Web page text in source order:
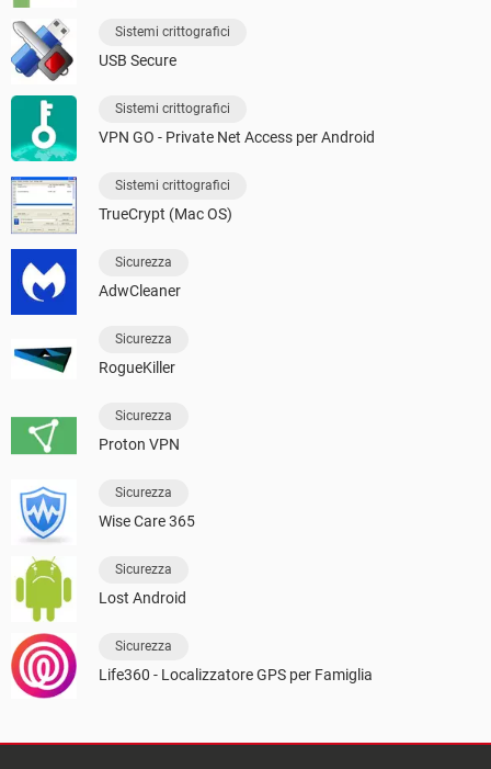
Sistemi crittografici
USB Secure
Sistemi crittografici
VPN GO - Private Net Access per Android
Sistemi crittografici
TrueCrypt (Mac OS)
Sicurezza
AdwCleaner
Sicurezza
RogueKiller
Sicurezza
Proton VPN
Sicurezza
Wise Care 365
Sicurezza
Lost Android
Sicurezza
Life360 - Localizzatore GPS per Famiglia